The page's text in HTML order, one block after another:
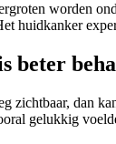
worden
huidkanker
beter
zichtbaar, dan
gelukkig